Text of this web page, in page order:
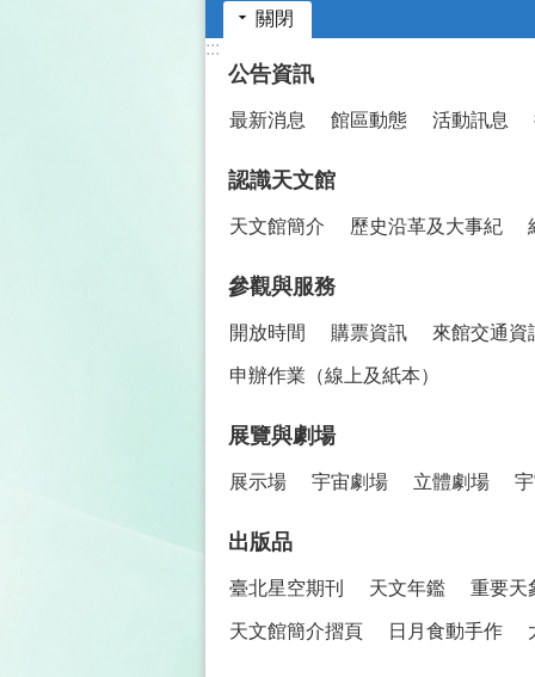
關閉
:::
公告資訊
最新消息 館區動態 活動訊息
認識天文館
天文館簡介 歷史沿革及大事紀
參觀與服務
開放時間 購票資訊 來館交通資
申辦作業（線上及紙本）
展覽與劇場
展示場 宇宙劇場 立體劇場
出版品
臺北星空期刊 天文年鑑 重要天
天文館簡介摺頁 日月食動手作